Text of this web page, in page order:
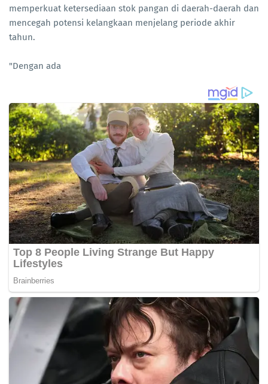
memperkuat ketersediaan stok pangan di daerah-daerah dan
mencegah potensi kelangkaan menjelang periode akhir
tahun.
"Dengan ada